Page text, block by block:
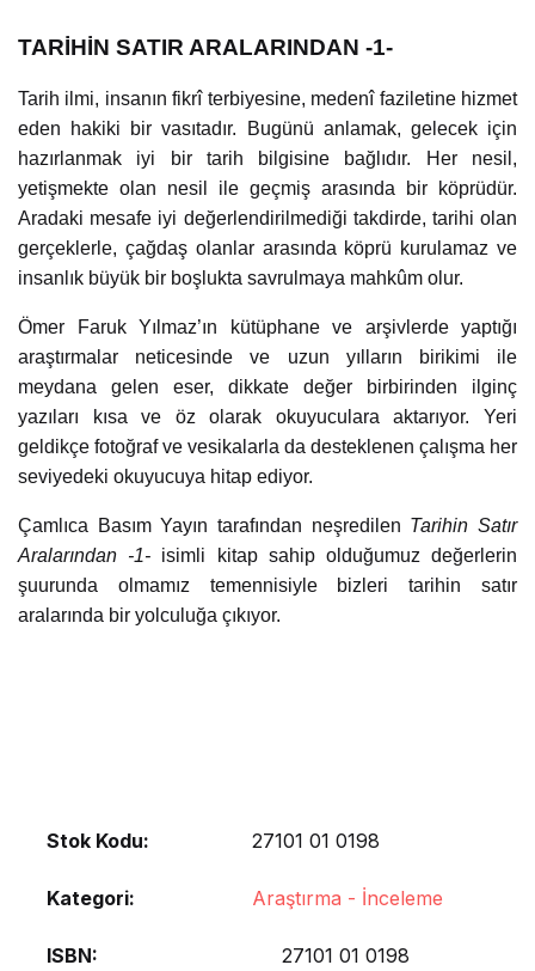
TARİHİN SATIR ARALARINDAN -1-
Tarih ilmi, insanın fikrî terbiyesine, medenî faziletine hizmet
eden hakiki bir vasıtadır. Bugünü anlamak, gelecek için
hazırlanmak iyi bir tarih bilgisine bağlıdır. Her nesil,
yetişmekte olan nesil ile geçmiş arasında bir köprüdür.
Aradaki mesafe iyi değerlendirilmediği takdirde, tarihi olan
gerçeklerle, çağdaş olanlar arasında köprü kurulamaz ve
insanlık büyük bir boşlukta savrulmaya mahkûm olur.
Ömer Faruk Yılmaz’ın kütüphane ve arşivlerde yaptığı
araştırmalar neticesinde ve uzun yılların birikimi ile
meydana gelen eser, dikkate değer birbirinden ilginç
yazıları kısa ve öz olarak okuyuculara aktarıyor. Yeri
geldikçe fotoğraf ve vesikalarla da desteklenen çalışma her
seviyedeki okuyucuya hitap ediyor.
Çamlıca Basım Yayın tarafından neşredilen Tarihin Satır
Aralarından -1- isimli kitap sahip olduğumuz değerlerin
şuurunda olmamız temennisiyle bizleri tarihin satır
aralarında bir yolculuğa çıkıyor.
Stok Kodu: 27101 01 0198
Kategori: Araştırma - İnceleme
ISBN 27101 01 0198